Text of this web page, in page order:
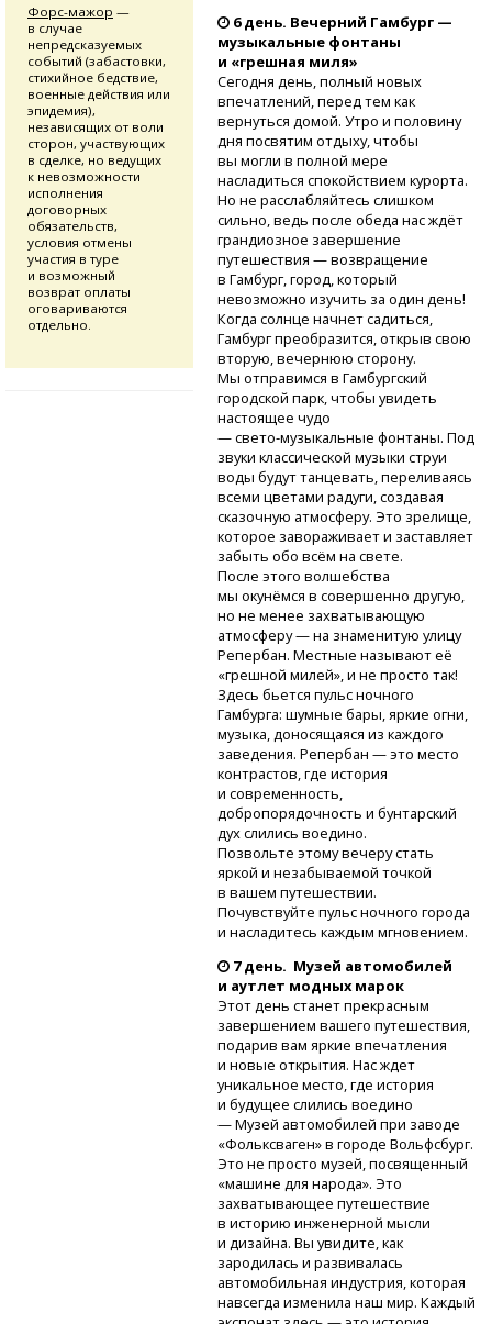
6 день. Вечерний Гамбург —
музыкальные фонтаны
и «грешная миля»
Сегодня день, полный новых
впечатлений, перед тем как
вернуться домой. Утро и половину
дня посвятим отдыху, чтобы
вы могли в полной мере
насладиться спокойствием курорта.
Но не расслабляйтесь слишком
сильно, ведь после обеда нас ждёт
грандиозное завершение
путешествия — возвращение
в Гамбург, город, который
невозможно изучить за один день!
Когда солнце начнет садиться,
Гамбург преобразится, открыв свою
вторую, вечернюю сторону.
Мы отправимся в Гамбургский
городской парк, чтобы увидеть
настоящее чудо
— свето-музыкальные фонтаны. Под
звуки классической музыки струи
воды будут танцевать, переливаясь
всеми цветами радуги, создавая
сказочную атмосферу. Это зрелище,
которое завораживает и заставляет
забыть обо всём на свете.
После этого волшебства
мы окунёмся в совершенно другую,
но не менее захватывающую
атмосферу — на знаменитую улицу
Репербан. Местные называют её
«грешной милей», и не просто так!
Здесь бьется пульс ночного
Гамбурга: шумные бары, яркие огни,
музыка, доносящаяся из каждого
заведения. Репербан — это место
контрастов, где история
и современность,
добропорядочность и бунтарский
дух слились воедино.
Позвольте этому вечеру стать
яркой и незабываемой точкой
в вашем путешествии.
Почувствуйте пульс ночного города
и насладитесь каждым мгновением.
7 день. Музей автомобилей
и аутлет модных марок
Этот день станет прекрасным
завершением вашего путешествия,
подарив вам яркие впечатления
и новые открытия. Нас ждет
уникальное место, где история
и будущее слились воедино
— Музей автомобилей при заводе
«Фольксваген» в городе Вольфсбург.
Это не просто музей, посвященный
«машине для народа». Это
захватывающее путешествие
в историю инженерной мысли
и дизайна. Вы увидите, как
зародилась и развивалась
автомобильная индустрия, которая
навсегда изменила наш мир. Каждый
Форс-мажор —
в случае
непредсказуемых
событий (забастовки,
стихийное бедствие,
военные действия или
эпидемия),
независящих от воли
сторон, участвующих
в сделке, но ведущих
к невозможности
исполнения
договорных
обязательств,
условия отмены
участия в туре
и возможный
возврат оплаты
оговариваются
отдельно.